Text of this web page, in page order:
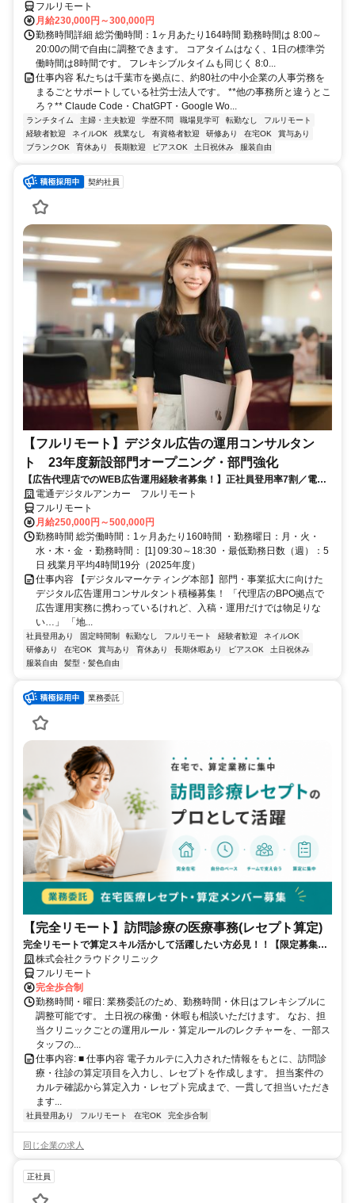
フルリモート
月給230,000円～300,000円
勤務時間詳細 総労働時間：1ヶ月あたり164時間 勤務時間は 8:00～
20:00の間で自由に調整できます。 コアタイムはなく、1日の標準労
働時間は8時間です。 フレキシブルタイムも同じく 8:0...
仕事内容 私たちは千葉市を拠点に、約80社の中小企業の人事労務を
まるごとサポートしている社労士法人です。 **他の事務所と違うとこ
ろ？** Claude Code・ChatGPT・Google Wo...
ランチタイム 主婦・主夫歓迎 学歴不問 職場見学可 転勤なし
フルリモート
経験者歓迎
ネイルOK 残業なし 有資格者歓迎 研修あり 在宅OK
賞与あり
ブランクOK
育休あり 長期歓迎 ピアスOK 土日祝休み 服装自由
契約社員
【フルリモート】デジタル広告の運用コンサルタン
ト 23年度新設部門オープニング・部門強化
【広告代理店でのWEB広告運用経験者募集！】正社員登用率7割／電通
G／全国×完全在宅／年休126日・土日祝休み／残業月平均4時間19分
電通デジタルアンカー フルリモート
フルリモート
月給250,000円～500,000円
勤務時間 総労働時間：1ヶ月あたり160時間 ・勤務曜日：月・火・
水・木・金 ・勤務時間： [1] 09:30～18:30 ・最低勤務日数（週）：5
日 残業月平均4時間19分（2025年度）
仕事内容 【デジタルマーケティング本部】部門・事業拡大に向けた
デジタル広告運用コンサルタント積極募集！ 「代理店のBPO拠点で
広告運用実務に携わっているけれど、入稿・運用だけでは物足りな
い…」 「地...
社員登用あり 固定時間制 転勤なし フルリモート 経験者歓迎
ネイルOK
研修あり
在宅OK 賞与あり 育休あり 長期休暇あり ピアスOK
土日祝休み
服装自由
髪型・髪色自由
業務委託
【完全リモート】訪問診療の医療事務(レセプト算定)
完全リモートで算定スキル活かして活躍したい方必見！！【限定募集】
完全リモート｜在宅医療レセプト算定（成果報酬型／業務委託）
株式会社クラウドクリニック
フルリモート
完全歩合制
勤務時間・曜日: 業務委託のため、勤務時間・休日はフレキシブルに
調整可能です。 土日祝の稼働・休暇も相談いただけます。 なお、担
当クリニックごとの運用ルール・算定ルールのレクチャーを、一部ス
タッフの...
仕事内容: ■ 仕事内容 電子カルテに入力された情報をもとに、訪問診
療・往診の算定項目を入力し、レセプトを作成します。 担当案件の
カルテ確認から算定入力・レセプト完成まで、一貫して担当いただき
ます...
社員登用あり フルリモート 在宅OK 完全歩合制
同じ企業の求人
正社員